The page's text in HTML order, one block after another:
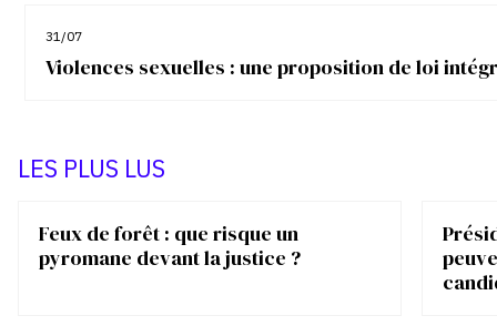
31/07
Violences sexuelles : une proposition de loi
LES PLUS LUS
Feux de forêt : que risque un
pyromane devant la justice ?